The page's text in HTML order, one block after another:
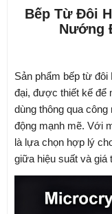
Bếp Từ Đôi
Nướng
Sản phẩm bếp từ đôi
đại, được thiết kế để
dùng thông qua
động mạnh mẽ. Với
là lựa chọn hợp lý
giữa hiệu suất và giá